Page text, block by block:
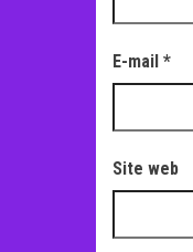
E-mail *
Site web